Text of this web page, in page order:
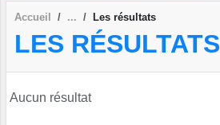
Accueil Les résultats
LES RÉSULTATS
Aucun résultat